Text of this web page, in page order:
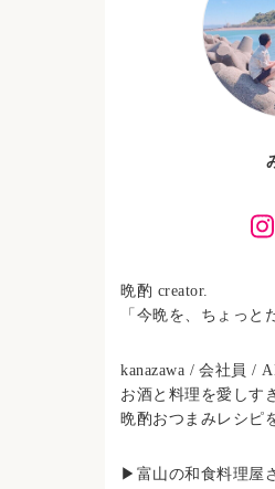
晩酌 creator.
「今晩を、ちょっと
kanazawa / 会社員 /
お酒と料理を愛しす
晩酌おつまみレシピ
▶︎富山の和食料理屋